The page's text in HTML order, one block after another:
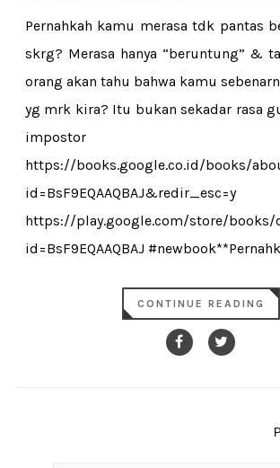
Pernahkah kamu merasa tdk pantas
skrg? Merasa hanya “beruntung” &
orang akan tahu bahwa kamu
yg mrk kira? Itu bukan sekadar rasa
impostor
https://books.google.co.id/books/
id=BsF9EQAAQBAJ&redir_esc=y
https://play.google.com/store/books/
id=BsF9EQAAQBAJ
CONTINUE READING